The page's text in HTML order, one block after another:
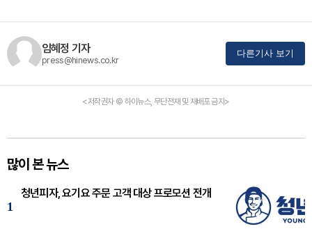
임혜정 기자
press@hinews.co.kr
다른기사 보기
<저작권자 © 하이뉴스, 무단전재 및 재배포 금지>
많이 본 뉴스
1
청년피자, 요기요 주문 고객 대상 프로모션 전개